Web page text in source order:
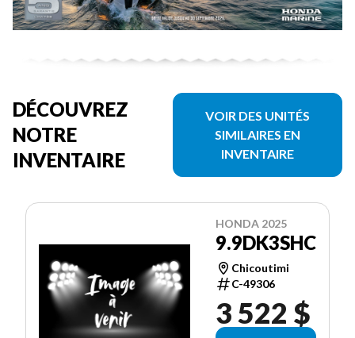
DÉCOUVREZ
NOTRE
INVENTAIRE
VOIR DES UNITÉS
SIMILAIRES EN
INVENTAIRE
HONDA 2025
9.9DK3SHC
Chicoutimi
C-49306
3 522 $